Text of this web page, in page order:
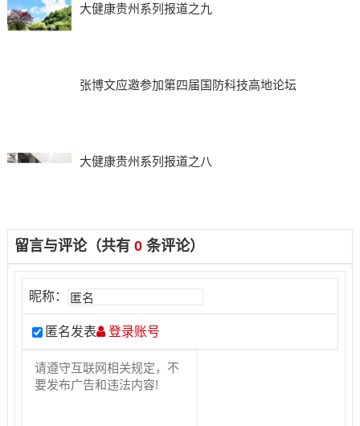
大健康贵州系列报道之九
张博文应邀参加第四届国防科技高地论坛
大健康贵州系列报道之八
留言与评论（共有 0条评论）
昵称：
匿名发表 登录账号